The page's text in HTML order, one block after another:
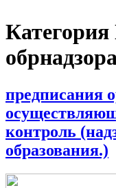
обрнадзора
предписания
контроль
образования.)